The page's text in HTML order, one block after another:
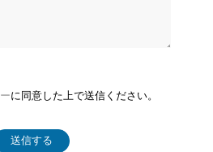
に同意した上で送信ください。
送信する